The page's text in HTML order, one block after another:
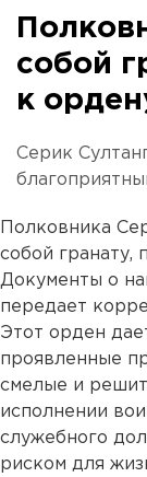
собой
к
Серик
Полковника
собой гранату,
Документы о
передает
Этот орден
проявленные
смелые и
исполнении
служебного
риском для